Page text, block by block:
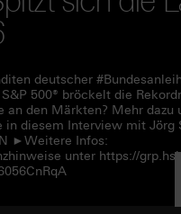
deutscher
500® bröckelt die
an den Märkten? Mehr dazu
diesem Interview mit Jörg
►Weitere Infos:
unter https://